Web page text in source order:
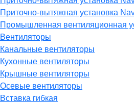
Приточно-вытяжная установка
Промышленная вентиляционная
Вентиляторы
Канальные вентиляторы
Кухонные вентиляторы
Крышные вентиляторы
Осевые вентиляторы
Вставка гибкая